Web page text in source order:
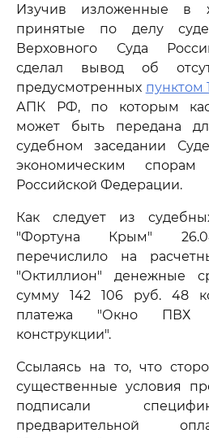
Изучив изложенные в
принятые по делу
Верховного Суда
сделал вывод об
предусмотренных пунктом
АПК РФ, по которым
может быть передана
судебном заседании
экономическим спорам
Российской Федерации.
Как следует из
"Фортуна Крым"
перечислило на
"Октиллион" денежные
сумму 142 106 руб. 48
платежа "Окно ПВХ
конструкции".
Ссылаясь на то, что
существенные условия
подписали
предварительной